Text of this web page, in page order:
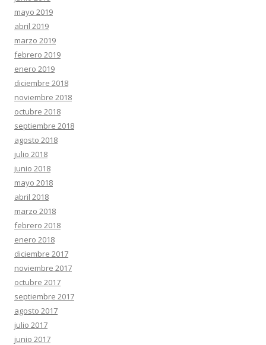
mayo 2019
abril 2019
marzo 2019
febrero 2019
enero 2019
diciembre 2018
noviembre 2018
octubre 2018
septiembre 2018
agosto 2018
julio 2018
junio 2018
mayo 2018
abril 2018
marzo 2018
febrero 2018
enero 2018
diciembre 2017
noviembre 2017
octubre 2017
septiembre 2017
agosto 2017
julio 2017
junio 2017